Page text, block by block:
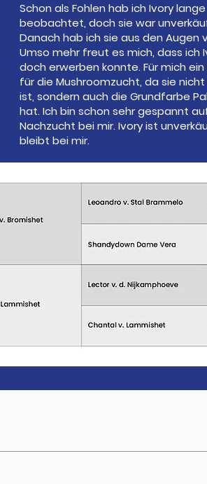
Schon als Fohlen hab ich Ivory lange
beobachtet, doch sie war
Danach hab ich sie aus den Augen
Umso mehr freut es mich, dass ich
doch erwerben konnte. Für mich
für die Mushroomzucht, da sie nicht
ist, sondern auch die Grundfarbe
hat. Ich bin schon sehr gespannt
Nachzucht bei mir. Ivory ist
bleibt bei mir.